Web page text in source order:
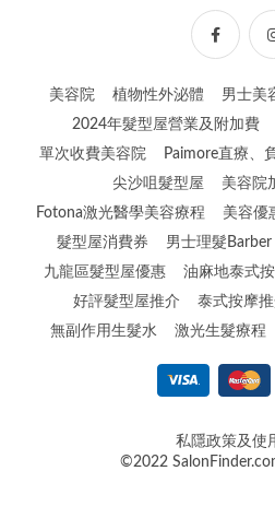
美容院 植物性外泌體 男士美
2024年髮型屋營業及附加費
單次收費美容院
Paimore直療、
尖沙咀髮型屋
美容院
Fotona激光醫學美容療程
美容優
髮型屋消費券
男士理髮Barber
九龍區髮型屋優惠
油麻地泰式
好評髮型屋推介
泰式按摩
無副作用生髮水
激光生髮療程
私隱政策及使
©2022